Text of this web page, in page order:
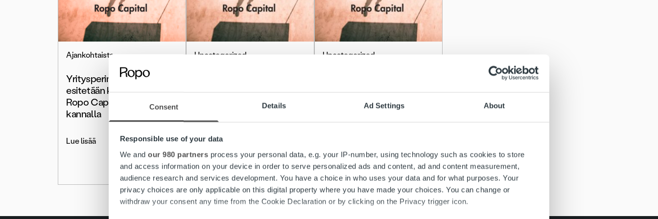
Consent Details Ad Settings About
Responsible use of your data
We and our 980 partners process your personal data, e.g. your IP-number, using technology such as cookies to store
and access information on your device in order to serve personalized ads and content, ad and content measurement,
audience research and services development. You have a choice in who uses your data and for what purposes. Your
privacy choices are only applicable on this digital property where you have made your choices. You can change or
withdraw your consent any time from the Cookie Declaration or by clicking on the Privacy trigger icon.
Ajankohtaista
Yritysperinnän kuluihin
esitetään kulukattoa –
Ropo Capital sääntelyn
kannalla
Lue lisää
Uncategorized
2010-luvulla –
lakiesityksessä kulukatto
perintäkuluihin
Lue lisää
Uncategorized
poikkeustilanteeseen
keventämällä
aktivoimalla ennakoivaan
Lue lisää